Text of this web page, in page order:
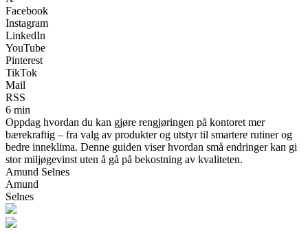
Facebook
Instagram
LinkedIn
YouTube
Pinterest
TikTok
Mail
RSS
6 min
Oppdag hvordan du kan gjøre rengjøringen på kontoret mer
bærekraftig – fra valg av produkter og utstyr til smartere rutiner og
bedre inneklima. Denne guiden viser hvordan små endringer kan gi
stor miljøgevinst uten å gå på bekostning av kvaliteten.
Amund Selnes
Amund
Selnes